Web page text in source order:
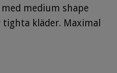
medium shape
kläder. Maximal